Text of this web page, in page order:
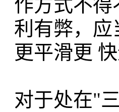
作方式不
利有弊，
更平滑更
对于处在"